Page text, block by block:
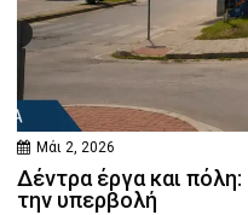
Μάι 2, 2026
Δέντρα έργα και
την υπερβολή